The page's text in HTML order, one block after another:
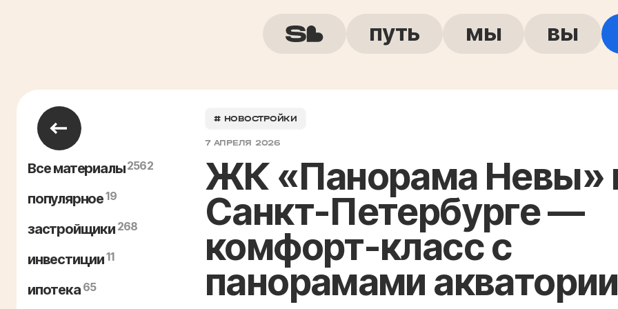
путь мы вы
Все материалы2562
популярное19
застройщики 268
инвестиции11
ипотека 65
# НОВОСТРОЙКИ
7 АПРЕЛЯ 2026
ЖК «Панорама Невы»
Санкт-Петербурге —
комфорт-класс с
панорамами акватории